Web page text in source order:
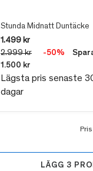
Stunda Midnatt Duntäcke
1.499 kr
2.999 kr
-50%
1.500 kr
Lägsta pris senaste
dagar
LÄGG 3